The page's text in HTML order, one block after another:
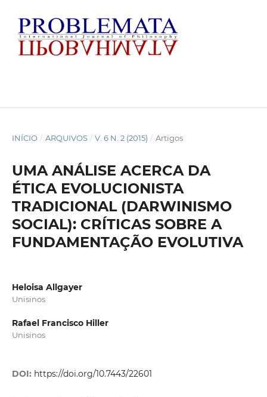
INÍCIO / ARQUIVOS / V. 6 N. 2 (2015) / Artigos
UMA ANÁLISE ACERCA DA
ÉTICA EVOLUCIONISTA
TRADICIONAL (DARWINISMO
SOCIAL): CRÍTICAS SOBRE A
FUNDAMENTAÇÃO EVOLUTIVA
Heloisa Allgayer
Unisinos
Rafael Francisco Hiller
Unisinos
DOI: https://doi.org/10.7443/22601